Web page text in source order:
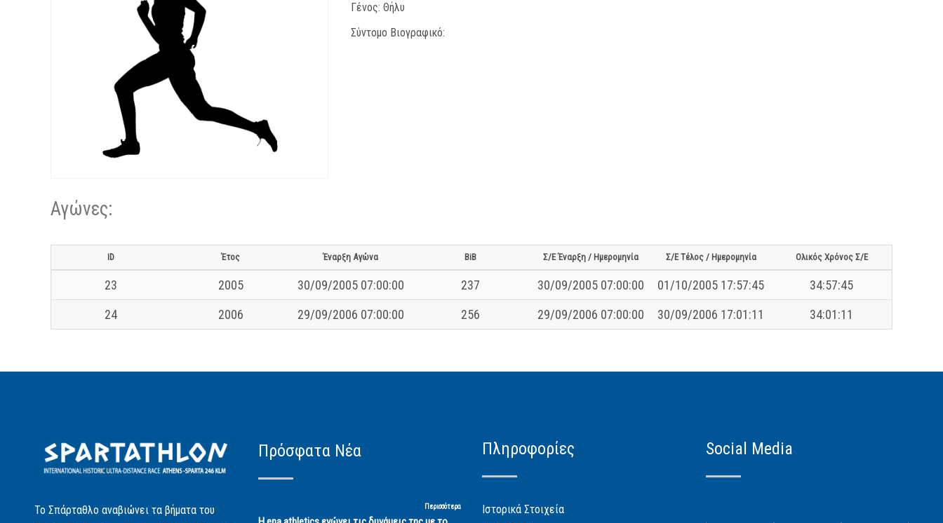
Γένος: Θήλυ
Σύντομο Βιογραφικό:
Αγώνες:
ID Έτος Έναρξη Αγώνα BiB Σ/Ε Έναρξη / Ημερομηνία Σ/Ε Τέλος / Ημερομηνία Ολικός Χρόνος Σ/Ε
23 2005 30/09/2005 07:00:00 237 30/09/2005 07:00:00 01/10/2005 17:57:45
34:57:45
24
2006 29/09/2006 07:00:00 256 29/09/2006 07:00:00 30/09/2006 17:01:11 34:01:11
Το Σπάρταθλο αναβιώνει τα βήματα του
Πρόσφατα Νέα
Περισσότερα
Πληροφορίες
Ιστορικά Στοιχεία
Social Media